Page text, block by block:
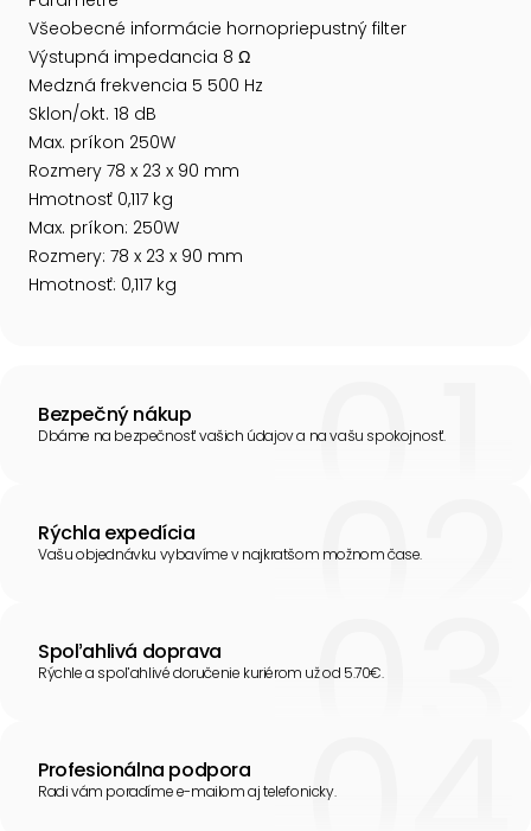
Všeobecné informácie hornopriepustný filter
Výstupná impedancia 8 Ω
Medzná frekvencia 5 500 Hz
Sklon/okt. 18 dB
Max. príkon 250W
Rozmery 78 x 23 x 90 mm
Hmotnosť 0,117 kg
Max. príkon: 250W
Rozmery: 78 x 23 x 90 mm
Hmotnosť: 0,117 kg
Bezpečný nákup
Dbáme na bezpečnosť vašich údajov a na vašu spokojnosť.
Rýchla expedícia
Vašu objednávku vybavíme v najkratšom možnom čase.
Spoľahlivá doprava
Rýchle a spoľahlivé doručenie kuriérom už od 5.70€.
Profesionálna podpora
Radi vám poradíme e-mailom aj telefonicky.